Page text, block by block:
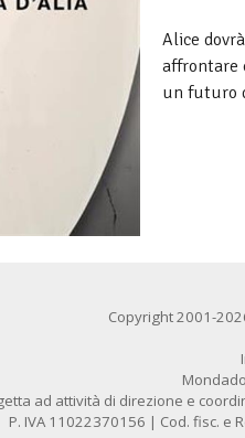
Alice
affrontare
un futuro
Copyright 2001-
ad attività di direzione e
P. IVA 11022370156 | Cod. fisc. e